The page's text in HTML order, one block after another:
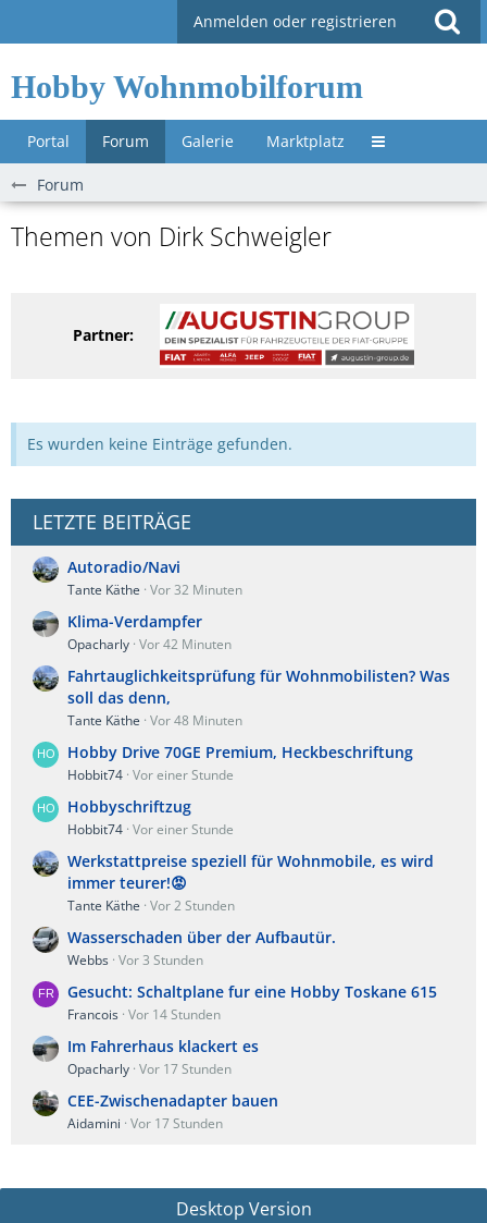
Anmelden oder registrieren
Hobby Wohnmobilforum
Portal Forum Galerie Marktplatz Untermenü »
Forum
Themen von Dirk Schweigler
Partner:
Es wurden keine Einträge gefunden.
LETZTE BEITRÄGE
Autoradio/Navi
Tante Käthe Vor 32 Minuten
Klima-Verdampfer
Opacharly Vor 42 Minuten
Fahrtauglichkeitsprüfung für Wohnmobilisten? Was
soll das denn,
Tante Käthe Vor 48 Minuten
Hobby Drive 70GE Premium, Heckbeschriftung
Hobbit74 Vor einer Stunde
Hobbyschriftzug
Hobbit74 Vor einer Stunde
Werkstattpreise speziell für Wohnmobile, es wird
immer teurer!😡
Tante Käthe Vor 2 Stunden
Wasserschaden über der Aufbautür.
Webbs Vor 3 Stunden
Gesucht: Schaltplane fur eine Hobby Toskane 615
Francois Vor 14 Stunden
Im Fahrerhaus klackert es
Opacharly Vor 17 Stunden
CEE-Zwischenadapter bauen
Aidamini Vor 17 Stunden
Desktop Version